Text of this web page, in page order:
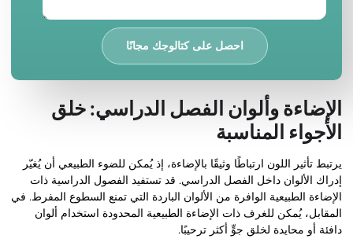
احصل على كتالوجك مجانًا
الإضاءة وألوان الفصل الدراسي: خلق
الأجواء المناسبة
يرتبط تأثير اللون ارتباطًا وثيقًا بالإضاءة، إذ يُمكن للضوء الطبيعي أن يُغيّر
إدراك الألوان داخل الفصل الدراسي. قد تستفيد الفصول الدراسية ذات
الإضاءة الطبيعية الوافرة من الألوان الباردة التي تمنع السطوع المفرط. في
المقابل، يُمكن للغرف ذات الإضاءة الطبيعية المحدودة استخدام ألوان
دافئة أو محايدة لخلق جوٍّ أكثر ترحيبًا.